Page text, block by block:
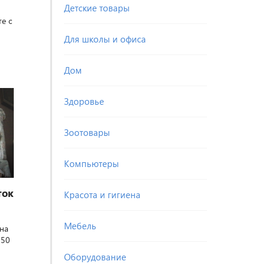
Детские товары
Для школы и офиса
Дом
Здоровье
Зоотовары
Компьютеры
Красота и гигиена
Мебель
Оборудование
с